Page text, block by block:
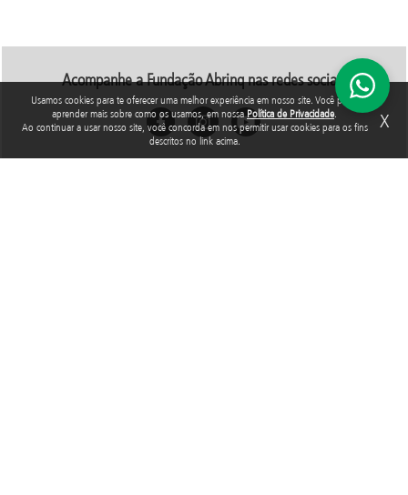
Usamos cookies para te oferecer uma melhor experiência em nosso site. Você pode
aprender mais sobre como os usamos, em nossaPolítica de Privacidade.
Ao continuar a usar nosso site, você concorda em nos permitir usar cookies para os fins
descritos no link acima.
X
Acompanhe a Fundação Abrinq nas redes sociais